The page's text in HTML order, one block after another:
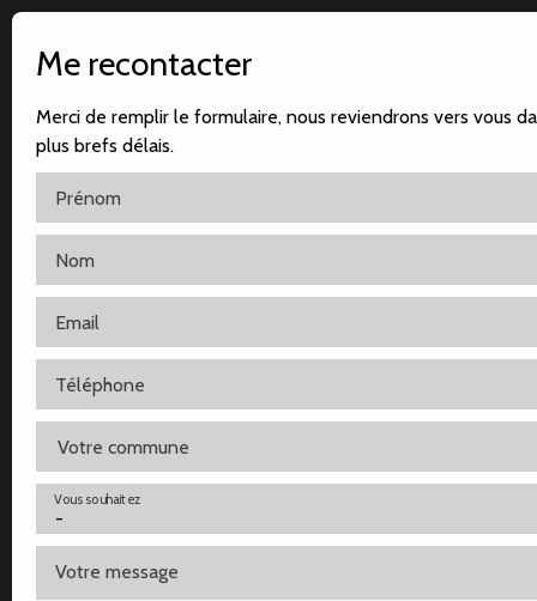
Accueil Notre agence Nos ventes Nos
Me recontacter
Merci de remplir le formulaire, nous reviendrons vers vous
plus brefs délais.
Prénom
Nom
Email
Téléphone
Votre commune
-
Vous souhaitez
Votre message